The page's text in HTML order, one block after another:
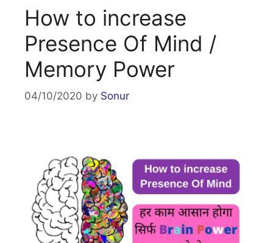
How to increase
Presence Of Mind /
Memory Power
04/10/2020 by Sonur